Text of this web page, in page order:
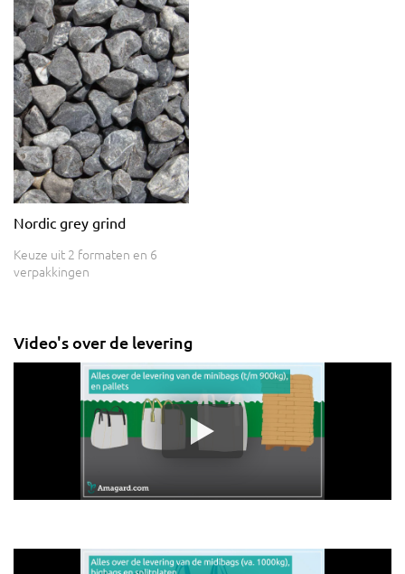
Nordic grey grind
Keuze uit 2 formaten en 6
verpakkingen
Video's over de levering